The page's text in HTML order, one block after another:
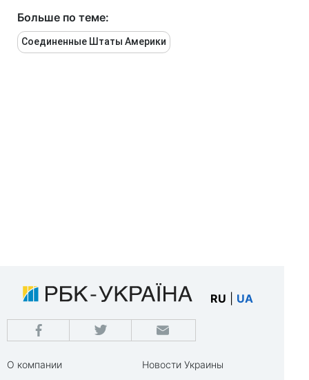
Больше по теме:
Соединенные Штаты Америки
RU UA
О компании
Новости Украины